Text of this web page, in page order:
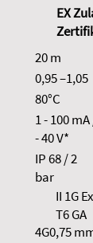
EX
20 m
0,95 –1,05
80°C
1 - 100 mA
- 40 V*
IP 68 / 2
bar
II 1G
T6 GA
4G0,75